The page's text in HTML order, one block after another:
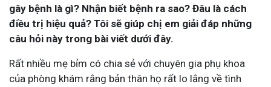
gây bệnh là gì? Nhận biết bệnh ra sao? Đâu là cách
điều trị hiệu quả? Tôi sẽ giúp chị em giải đáp những
câu hỏi này trong bài viết dưới đây.
Rất nhiều mẹ bỉm có chia sẻ với chuyên gia phụ khoa
của phòng khám rằng bản thân họ rất lo lắng về tình